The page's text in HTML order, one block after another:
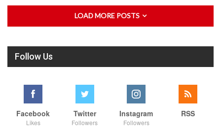
LOAD MORE POSTS
Follow Us
Facebook
Likes
Twitter
Followers
Instagram
Followers
RSS